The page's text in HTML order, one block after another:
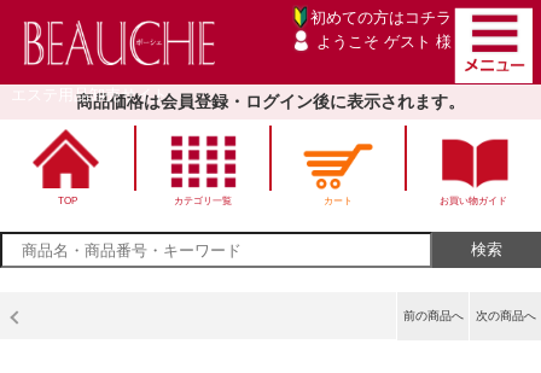
エステ用品卸売サイト
初めての方は コチラ
ようこそ ゲスト 様
商品価格は会員登録・ログイン後に表示されます。
TOP カテゴリ一覧 カート お買い物ガイド
次の商品へ
前の商品へ